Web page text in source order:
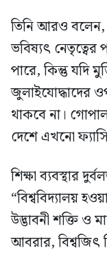
তিনি আরও বলেন,
ভবিষ্যৎ নেতৃত্বের
পারে, কিন্তু যদি
জুলাইযোদ্ধাদের
থাকবে না।
দেশে এখনো
শিক্ষা ব্যবস্থার
“বিশ্ববিদ্যালয়
উদ্ভাবনী শক্তি ও
আবরার, বিশ্বজিৎ